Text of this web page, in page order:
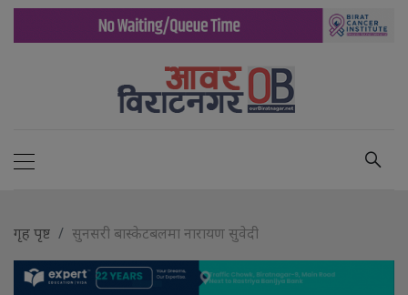
गृह पृष्ट सुनसरी बास्केटबलमा नारायण सुवेदी